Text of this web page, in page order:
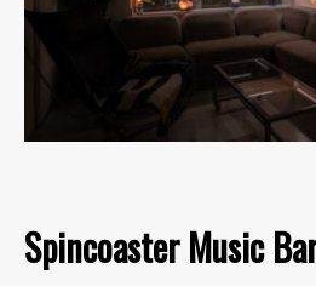
Spincoaster Music